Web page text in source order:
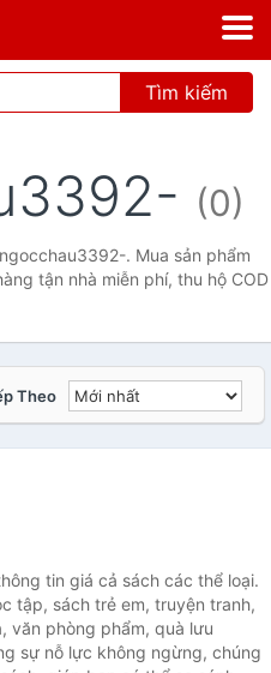
Tìm kiếm
(0)
. Mua sản phẩm
tận nhà miễn phí, thu hộ COD
Theo
tin giá cả sách các thể loại.
tập, sách trẻ em, truyện tranh,
văn phòng phẩm, quà lưu
sự nỗ lực không ngừng, chúng